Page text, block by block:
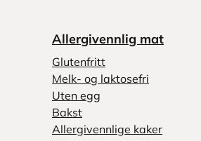
Allergivennlig mat
Glutenfritt
Melk- og laktosefri
Uten egg
Bakst
Allergivennlige kaker